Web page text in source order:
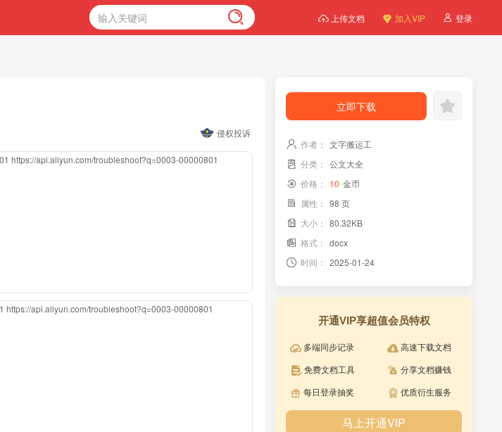
上传文档 加入VIP 登录
侵权投诉
https://api.aliyun.com/troubleshoot?q=0003-00000801
https://api.aliyun.com/troubleshoot?q=0003-00000801
立即下载
作者： 文字搬运工
分类： 公文大全
价格：
10 金币
属性： 98 页
大小： 80.32KB
格式： docx
时间： 2025-01-24
开通VIP享超值会员特权
多端同步记录
高速下载文档
免费文档工具
分享文档赚钱
每日登录抽奖
优质衍生服务
马上开通VIP